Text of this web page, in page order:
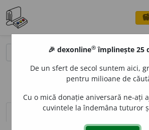
definiții (1) pronunțievolume_up (2)
🎉 dexonline® împlinește 25
De un sfert de secol suntem aici,
pentru milioane de
Cu o mică donație aniversară ne-ați
cuvintele la îndemâna tuturor